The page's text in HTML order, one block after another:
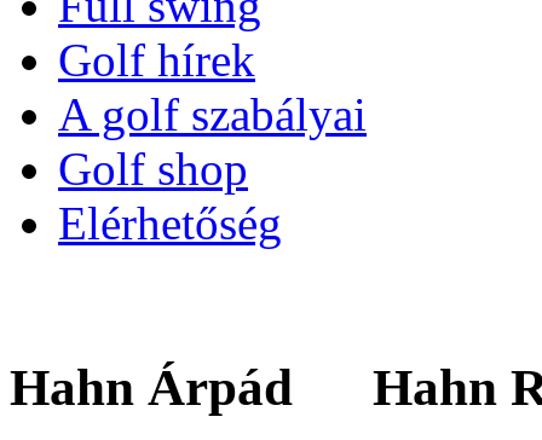
Golf hírek
A golf szabályai
Golf shop
Elérhetőség
Hahn Árpád Hahn